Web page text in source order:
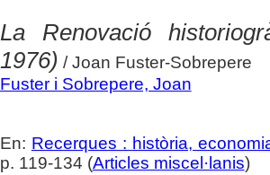
La Renovació
1976) / Joan Fuster-Sobrepere
Fuster i Sobrepere, Joan
En: Recerques : història,
p. 119-134 (Articles miscel·lanis)